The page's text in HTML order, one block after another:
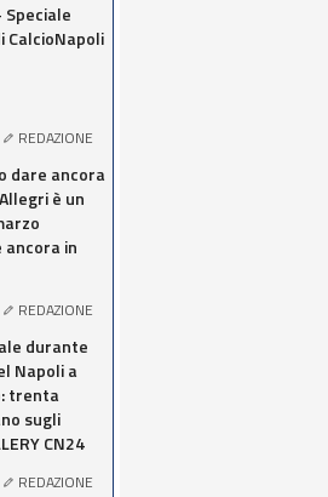
Speciale
CalcioNapoli
REDAZIONE
dare ancora
è un
in
REDAZIONE
durante
Napoli a
trenta
sugli
CN24
REDAZIONE